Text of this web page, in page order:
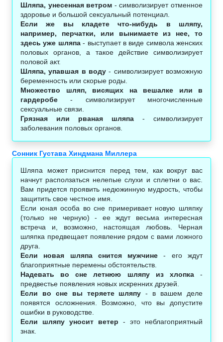
Шляпа, унесенная ветром - символизирует отменное
здоровье и большой сексуальный потенциал.
Если же вы кладете что-нибудь в шляпу,
например, перчатки, или вынимаете из нее, то
здесь уже шляпа- выступает в виде символа женских
половых органов, а такое действие символизирует
половой акт.
Шляпа, упавшая в воду - символизирует возможную
беременность или скорые роды.
Множество шляп, висящих на вешалке или в
гардеробе - символизирует многочисленные
сексуальные связи.
Грязная или рваная шляпа - символизирует
заболевания половых органов.
Сонник Густава Хиндмана Миллера
Шляпа может приснится перед тем, как вокруг вас
начнут расползаться нелепые слухи и сплетни о вас.
Вам придется проявить недюжинную мудрость, чтобы
защитить свое честное имя.
Если юная особа во сне примеривает новую шляпку
(только не черную) - ее ждут весьма интересная
встреча и, возможно, настоящая любовь. Черная
шляпка предвещает появление рядом с вами ложного
друга.
Если новая шляпа снится мужчине - его ждут
благоприятные перемены обстоятельств.
Надевать во сне летнюю шляпу из хлопка-
предвестье появления новых искренних друзей.
Если во сне вы теряете шляпу - в вашем деле
появятся осложнения. Возможно, что вы допустите
ошибки в руководстве.
Если шляпу уносит ветер - это неблагоприятный
знак.